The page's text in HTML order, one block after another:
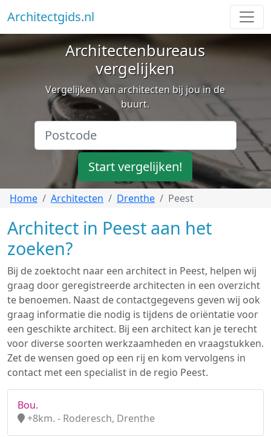
Architectgids.nl
Architectenbureaus
vergelijken
Vergelijken van architecten bij jou in de
buurt.
Start vergelijken!
Home Architecten Drenthe Peest
Architect in Peest aan het
zoeken?
Bij de zoektocht naar een architect in Peest, helpen wij
graag door geregistreerde architecten in een overzicht
te benoemen. Naast de contactgegevens geven wij ook
graag informatie die nodig is tijdens de oriëntatie voor
een geschikte architect. Bij een architect kan je terecht
voor diverse soorten werkzaamheden en vraagstukken.
Zet de wensen goed op een rij en kom vervolgens in
contact met een specialist in de regio Peest.
Bou.
+8km. - Roderesch, Drenthe